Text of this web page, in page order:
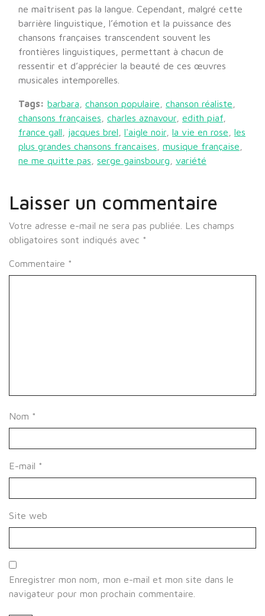
ne maîtrisent pas la langue. Cependant, malgré cette
barrière linguistique, l’émotion et la puissance des
chansons françaises transcendent souvent les
frontières linguistiques, permettant à chacun de
ressentir et d’apprécier la beauté de ces œuvres
musicales intemporelles.
Tags: barbara chanson populaire chanson réaliste
chansons françaises
charles aznavour edith piaf
france gall
jacques brel l'aigle noir la vie en rose
les
plus grandes chansons francaises
musique française
ne me quitte pas
serge gainsbourg variété
Laisser un commentaire
Votre adresse e-mail ne sera pas publiée.
Les champs
obligatoires sont indiqués avec *
Commentaire *
Nom *
E-mail *
Site web
Enregistrer mon nom, mon e-mail et mon site dans le
navigateur pour mon prochain commentaire.